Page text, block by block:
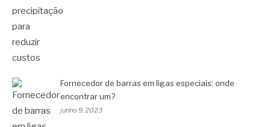
Fornecedor de barras em ligas especiais: onde
encontrar um?
junho 9, 2023